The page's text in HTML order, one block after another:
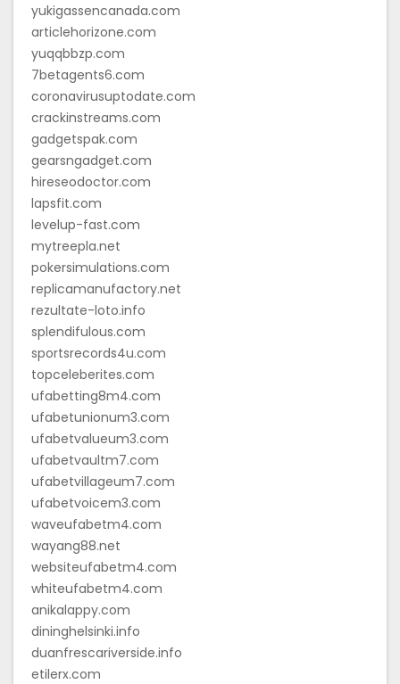
yukigassencanada.com
articlehorizone.com
yuqqbbzp.com
7betagents6.com
coronavirusuptodate.com
crackinstreams.com
gadgetspak.com
gearsngadget.com
hireseodoctor.com
lapsfit.com
levelup-fast.com
mytreepla.net
pokersimulations.com
replicamanufactory.net
rezultate-loto.info
splendifulous.com
sportsrecords4u.com
topceleberites.com
ufabetting8m4.com
ufabetunionum3.com
ufabetvalueum3.com
ufabetvaultm7.com
ufabetvillageum7.com
ufabetvoicem3.com
waveufabetm4.com
wayang88.net
websiteufabetm4.com
whiteufabetm4.com
anikalappy.com
dininghelsinki.info
duanfrescariverside.info
etilerx.com